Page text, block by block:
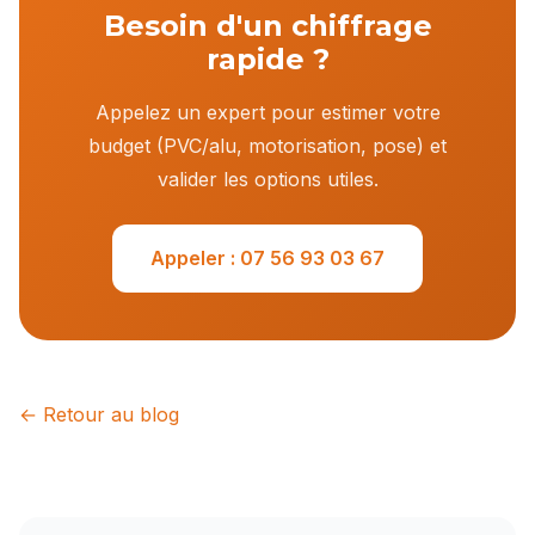
Besoin d'un chiffrage
rapide ?
Appelez un expert pour estimer votre
budget (PVC/alu, motorisation, pose) et
valider les options utiles.
Appeler : 07 56 93 03 67
← Retour au blog